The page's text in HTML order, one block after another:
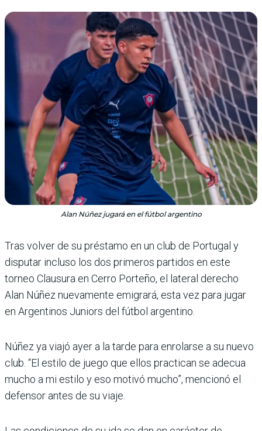
Alan Núñez jugará en el fútbol argentino
Tras volver de su préstamo en un club de Portugal y
disputar incluso los dos primeros partidos en este
torneo Clausura en Cerro Porteño, el lateral derecho
Alan Núñez nuevamente emi­grará, esta vez para jugar
en Argentinos Juniors del fútbol argen­tino.
Núñez ya viajó ayer a la tarde para enrolarse a su nuevo
club. “El estilo de juego que ellos practican se adecua
mucho a mi estilo y eso motivó mucho”, mencionó el
defensor antes de su viaje.